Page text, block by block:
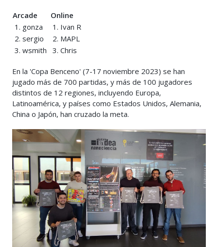
Arcade
Online
1. gonza
1. Ivan R
2. sergio
2. MAPL
3. wsmith
3. Chris
En la 'Copa Benceno' (7-17 noviembre 2023) se han
jugado más de 700 partidas, y más de 100 jugadores
distintos de 12 regiones, incluyendo Europa,
Latinoamérica, y países como Estados Unidos, Alemania,
China o Japón, han cruzado la meta.